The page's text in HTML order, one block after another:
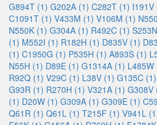
G894T (1) G202A (1) C282T (1) I191V
C1091T (1) V433M (1) V106M (1)
N550K (1) G304A (1) R492C (1)
(1) M552I (1) R182H (1) D835V (1)
(1) C1950G (1) P535H (1) A893S (1)
N55H (1) D89E (1) G1314A (1) L485W
R92Q (1) V29C (1) L38V (1) G135C (1)
G93R (1) R270H (1) V321A (1) G308V
(1) D20W (1) G309A (1) G309E (1)
Q61R (1) Q61L (1) T215F (1) V941L